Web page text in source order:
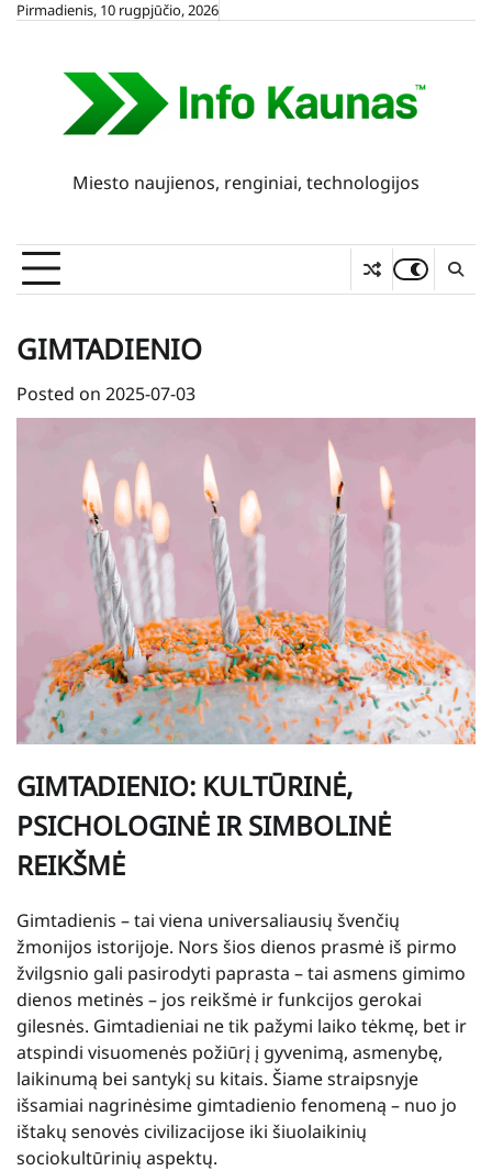
SkipPirmadienis, 10 rugpjūčio, 2026
Miesto naujienos, renginiai, technologijos
GIMTADIENIO
Posted on 2025-07-03
GIMTADIENIO: KULTŪRINĖ,
PSICHOLOGINĖ IR SIMBOLINĖ
REIKŠMĖ
Gimtadienis – tai viena universaliausių švenčių
žmonijos istorijoje. Nors šios dienos prasmė iš pirmo
žvilgsnio gali pasirodyti paprasta – tai asmens gimimo
dienos metinės – jos reikšmė ir funkcijos gerokai
gilesnės. Gimtadieniai ne tik pažymi laiko tėkmę, bet ir
atspindi visuomenės požiūrį į gyvenimą, asmenybę,
laikinumą bei santykį su kitais. Šiame straipsnyje
išsamiai nagrinėsime gimtadienio fenomeną – nuo jo
ištakų senovės civilizacijose iki šiuolaikinių
sociokultūrinių aspektų.